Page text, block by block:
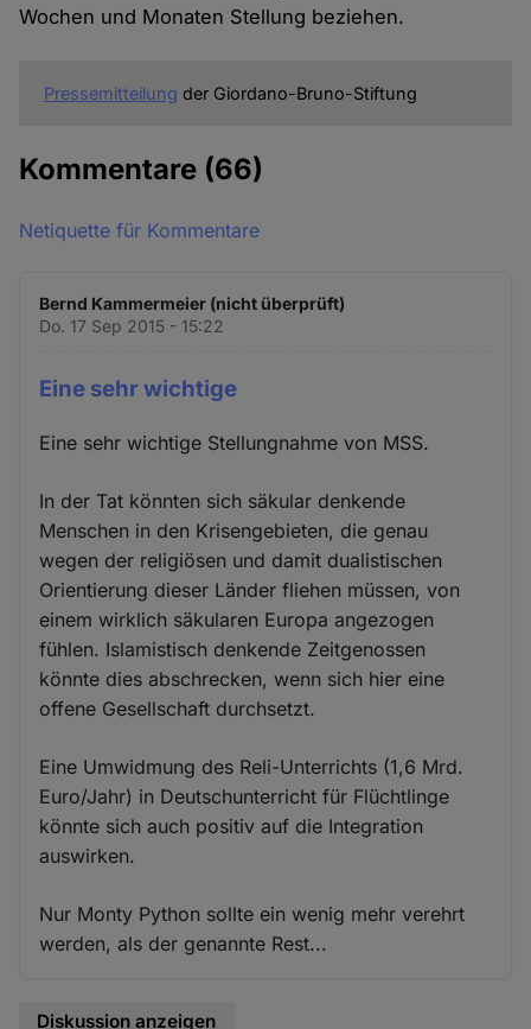
Wochen und Monaten Stellung beziehen.
Pressemitteilung der Giordano-Bruno-Stiftung
Kommentare (66)
Netiquette für Kommentare
Bernd Kammermeier (nicht überprüft)
Do. 17 Sep 2015 - 15:22
Eine sehr wichtige
Eine sehr wichtige Stellungnahme von MSS.
In der Tat könnten sich säkular denkende
Menschen in den Krisengebieten, die genau
wegen der religiösen und damit dualistischen
Orientierung dieser Länder fliehen müssen, von
einem wirklich säkularen Europa angezogen
fühlen. Islamistisch denkende Zeitgenossen
könnte dies abschrecken, wenn sich hier eine
offene Gesellschaft durchsetzt.
Eine Umwidmung des Reli-Unterrichts (1,6 Mrd.
Euro/Jahr) in Deutschunterricht für Flüchtlinge
könnte sich auch positiv auf die Integration
auswirken.
Nur Monty Python sollte ein wenig mehr verehrt
werden, als der genannte Rest...
Diskussion anzeigen